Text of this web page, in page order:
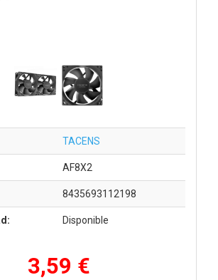
TACENS
AF8X2
8435693112198
Disponible
3,59 €